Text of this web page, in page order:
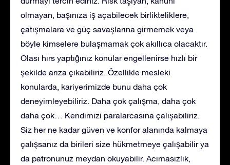
olmayan, başınıza iş açabilecek birlikteliklere,
çatışmalara ve güç savaşlarına girmemek veya
böyle kimselere bulaşmamak çok akıllıca olacaktır.
Olası hırs yaptığınız konular engellenirse hızlı bir
şekilde arıza çıkabiliriz. Özellikle mesleki
konularda, kariyerimizde bunu daha çok
deneyimleyebiliriz. Daha çok çalışma, daha çok
daha çok… Kendimizi paralarcasına çalışabiliriz.
Siz her ne kadar güven ve konfor alanında kalmaya
çalışsanız da birileri size hükmetmeye çalışabilir ya
da patronunuz meydan okuyabilir. Acımasızlık,